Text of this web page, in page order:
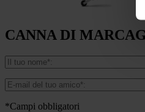
CANNA DI
*Campi obbligatori